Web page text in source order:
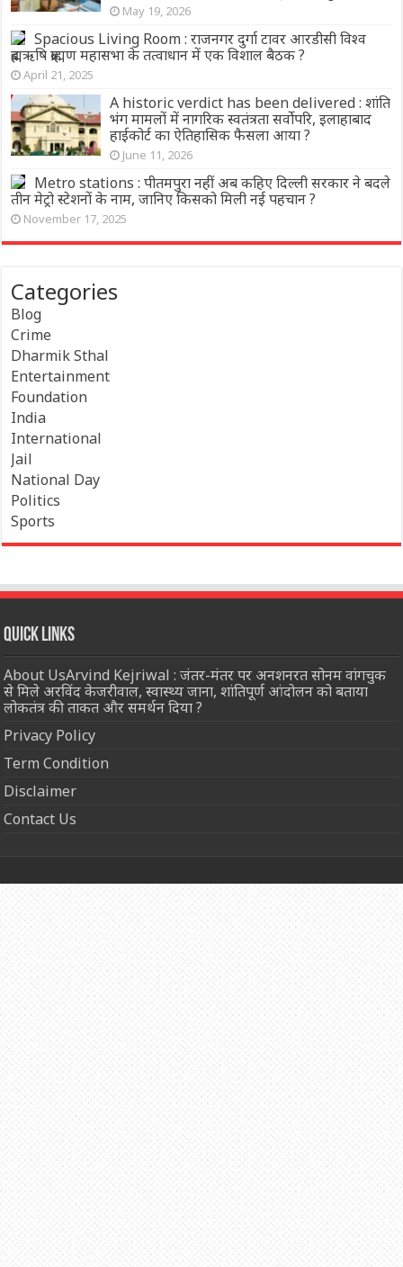
May 19, 2026
Spacious Living Room : राजनगर दुर्गा टावर आरडीसी विश्व
ब्रह्मऋषि ब्राह्मण महासभा के तत्वाधान में एक विशाल बैठक ?
April 21, 2025
A historic verdict has been delivered : शांति
भंग मामलों में नागरिक स्वतंत्रता सर्वोपरि, इलाहाबाद
हाईकोर्ट का ऐतिहासिक फैसला आया ?
June 11, 2026
Metro stations : पीतमपुरा नहीं अब कहिए दिल्ली सरकार ने बदले
तीन मेट्रो स्टेशनों के नाम, जानिए किसको मिली नई पहचान ?
November 17, 2025
Categories
Blog
Crime
Dharmik Sthal
Entertainment
Foundation
India
International
Jail
National Day
Politics
Sports
Quick Links
About UsArvind Kejriwal : जंतर-मंतर पर अनशनरत सोनम वांगचुक
से मिले अरविंद केजरीवाल, स्वास्थ्य जाना, शांतिपूर्ण आंदोलन को बताया
लोकतंत्र की ताकत और समर्थन दिया ?
Privacy Policy
Term Condition
Disclaimer
Contact Us